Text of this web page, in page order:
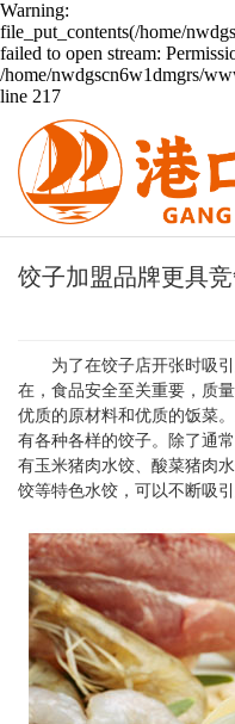
Warning:
file_put_contents(/home/
failed to open stream:
/home/nwdgscn6w1dmgrs/
line 217
饺子加盟品牌更具
为了在饺子店开张时吸
在，食品安全至关重要，质
优质的原材料和优质的饭菜
有各种各样的饺子。除了通
有玉米猪肉水饺、酸菜猪肉
饺等特色水饺，可以不断吸引